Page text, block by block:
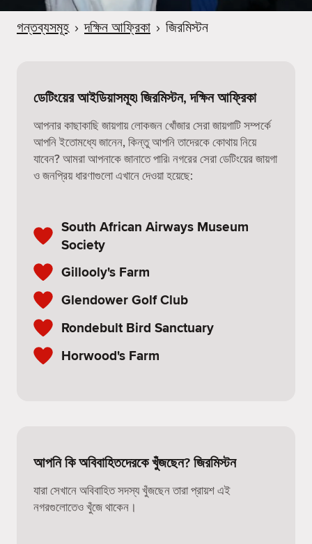
গন্তব্যসমূহ › দক্ষিন আফ্রিকা › জিরমিস্টন
ডেটিংয়ের আইডিয়াসমূহ৷ জিরমিস্টন, দক্ষিন আফ্রিকা
আপনার কাছাকাছি জায়গায় লোকজন খোঁজার সেরা জায়গাটি সম্পর্কে
আপনি ইতোমধ্যে জানেন, কিন্তু আপনি তাদেরকে কোথায় নিয়ে
যাবেন? আমরা আপনাকে জানাতে পারি৷ নগরের সেরা ডেটিংয়ের জায়গা
ও জনপ্রিয় ধারণাগুলো এখানে দেওয়া হয়েছে:
South African Airways Museum
Society
Gillooly's Farm
Glendower Golf Club
Rondebult Bird Sanctuary
Horwood's Farm
আপনি কি অবিবাহিতদেরকে খুঁজছেন? জিরমিস্টন
যারা সেখানে অবিবাহিত সদস্য খুঁজছেন তারা প্রায়শ এই
নগরগুলোতেও খুঁজে থাকেন।